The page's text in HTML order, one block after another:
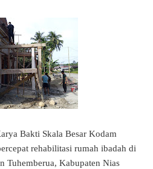
Bakti Skala Besar Kodam
rehabilitasi rumah ibadah di
Tuhemberua, Kabupaten Nias